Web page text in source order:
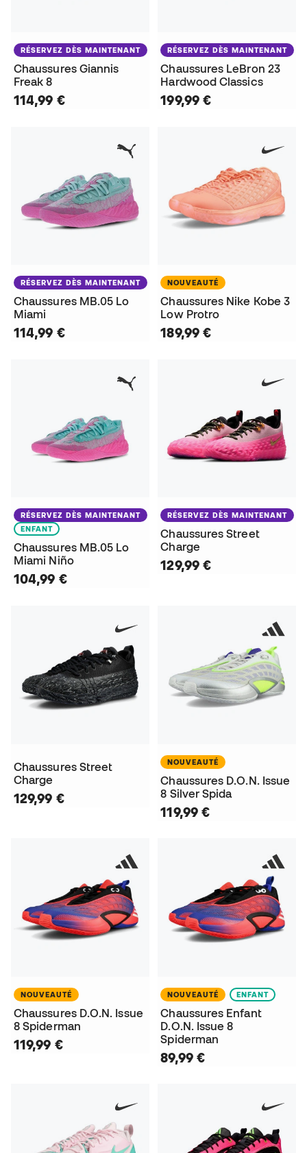
RÉSERVEZ DÈS MAINTENANT
Chaussures Giannis
Freak 8
114,99 €
RÉSERVEZ DÈS MAINTENANT
Chaussures LeBron 23
Hardwood Classics
199,99 €
RÉSERVEZ DÈS MAINTENANT
Chaussures MB.05 Lo
Miami
114,99 €
NOUVEAUTÉ
Chaussures Nike Kobe 3
Low Protro
189,99 €
RÉSERVEZ DÈS MAINTENANT
ENFANT
Chaussures MB.05 Lo
Miami Niño
104,99 €
RÉSERVEZ DÈS MAINTENANT
Chaussures Street
Charge
129,99 €
Chaussures Street
Charge
129,99 €
NOUVEAUTÉ
Chaussures D.O.N. Issue
8 Silver Spida
119,99 €
NOUVEAUTÉ
Chaussures D.O.N. Issue
8 Spiderman
119,99 €
NOUVEAUTÉ ENFANT
Chaussures Enfant
D.O.N. Issue 8
Spiderman
89,99 €